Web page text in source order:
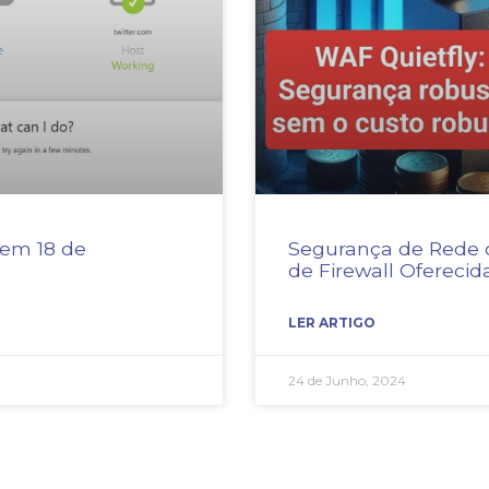
18 de
Segurança de Rede
de Firewall
LER ARTIGO
24 de Junho, 2024